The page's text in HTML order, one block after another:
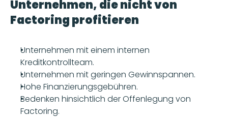
Unternehmen, die nicht von
Factoring profitieren
Unternehmen mit einem internen
Kreditkontrollteam.
Unternehmen mit geringen Gewinnspannen.
Hohe Finanzierungsgebühren.
Bedenken hinsichtlich der Offenlegung von
Factoring.